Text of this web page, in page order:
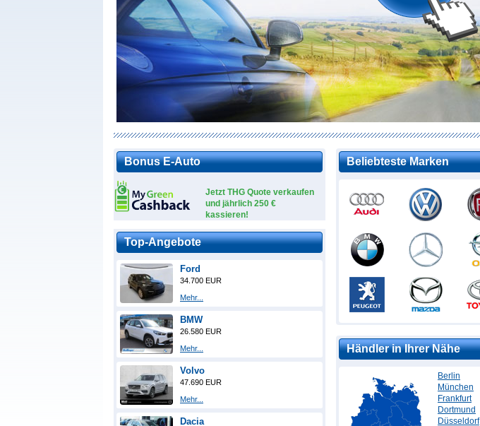
Bonus E-Auto
Jetzt THG Quote verkaufen
und jährlich 250 €
kassieren!
Top-Angebote
Ford
34.700 EUR
Mehr...
BMW
26.580 EUR
Mehr...
Volvo
47.690 EUR
Mehr...
Dacia
Beliebteste Marken
Händler in Ihrer Nähe
Berlin
München
Frankfurt
Dortmund
Düsseldorf